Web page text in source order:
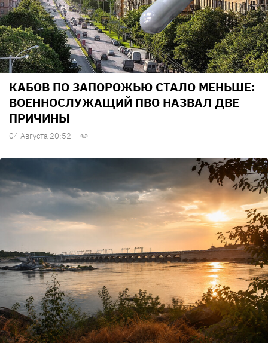
КАБОВ ПО ЗАПОРОЖЬЮ СТАЛО МЕНЬШЕ:
ВОЕННОСЛУЖАЩИЙ ПВО НАЗВАЛ ДВЕ
ПРИЧИНЫ
04 Августа 20:52